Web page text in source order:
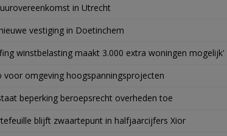
in Utrecht
vestiging in Doetinchem
winstbelasting maakt 3.000 extra woningen mogelijk'
voor omgeving hoogspanningsprojecten
beperking beroepsrecht overheden toe
blijft zwaartepunt in halfjaarcijfers Xior